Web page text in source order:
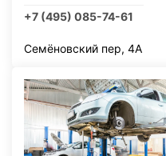
+7 (495) 085-74-61
Семёновский пер, 4А